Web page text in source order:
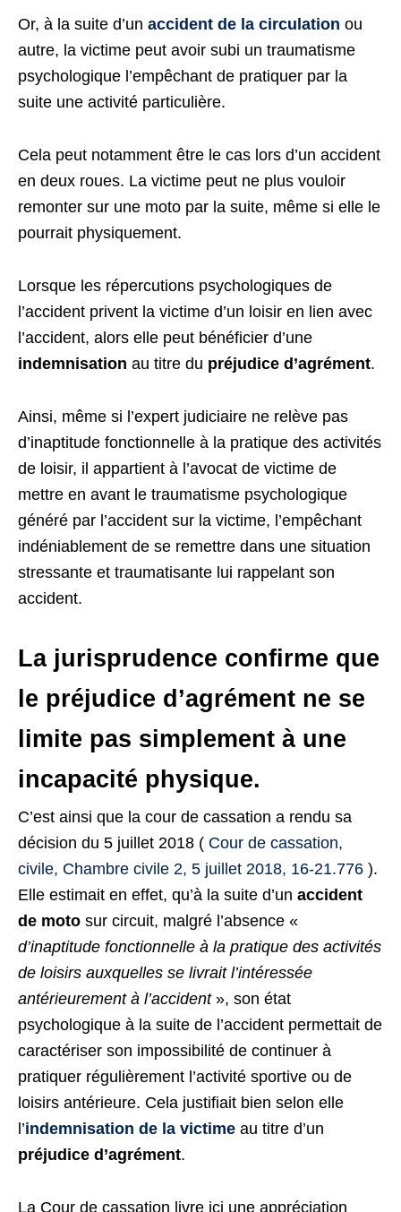
Or, à la suite d’un accident de la circulation ou
autre, la victime peut avoir subi un traumatisme
psychologique l’empêchant de pratiquer par la
suite une activité particulière.
Cela peut notamment être le cas lors d’un accident
en deux roues. La victime peut ne plus vouloir
remonter sur une moto par la suite, même si elle le
pourrait physiquement.
Lorsque les répercutions psychologiques de
l’accident privent la victime d’un loisir en lien avec
l’accident, alors elle peut bénéficier d’une
indemnisation au titre du préjudice d’agrément.
Ainsi, même si l’expert judiciaire ne relève pas
d’inaptitude fonctionnelle à la pratique des activités
de loisir, il appartient à l’avocat de victime de
mettre en avant le traumatisme psychologique
généré par l’accident sur la victime, l’empêchant
indéniablement de se remettre dans une situation
stressante et traumatisante lui rappelant son
accident.
La jurisprudence confirme que
le préjudice d’agrément ne se
limite pas simplement à une
incapacité physique.
C’est ainsi que la cour de cassation a rendu sa
décision du 5 juillet 2018 ( Cour de cassation,
civile, Chambre civile 2, 5 juillet 2018, 16-21.776 ).
Elle estimait en effet, qu’à la suite d’un accident
de moto sur circuit, malgré l’absence «
d’inaptitude fonctionnelle à la pratique des activités
de loisirs auxquelles se livrait l’intéressée
antérieurement à l’accident», son état
psychologique à la suite de l’accident permettait de
caractériser son impossibilité de continuer à
pratiquer régulièrement l’activité sportive ou de
loisirs antérieure. Cela justifiait bien selon elle
l’indemnisation de la victime au titre d’un
préjudice d’agrément.
La Cour de cassation livre ici une appréciation